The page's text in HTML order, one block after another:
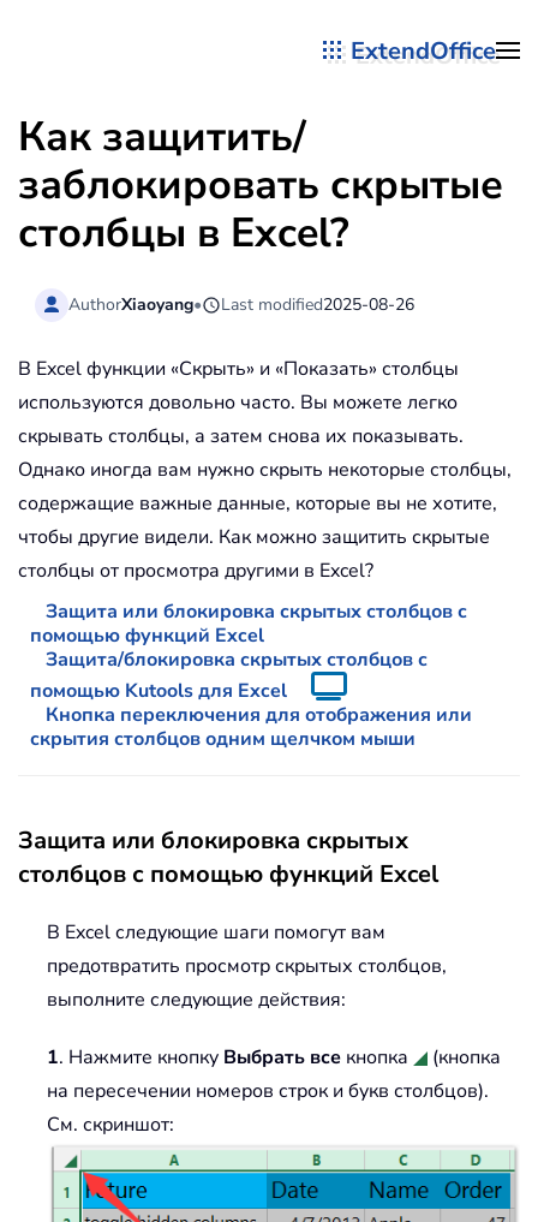
ExtendOffice
Как защитить/
заблокировать скрытые
столбцы в Excel?
AuthorXiaoyang• Last modified2025-08-26
В Excel функции «Скрыть» и «Показать» столбцы
используются довольно часто. Вы можете легко
скрывать столбцы, а затем снова их показывать.
Однако иногда вам нужно скрыть некоторые столбцы,
содержащие важные данные, которые вы не хотите,
чтобы другие видели. Как можно защитить скрытые
столбцы от просмотра другими в Excel?
Защита или блокировка скрытых столбцов с
помощью функций Excel
Защита/блокировка скрытых столбцов с
помощью Kutools для Excel
Кнопка переключения для отображения или
скрытия столбцов одним щелчком мыши
Защита или блокировка скрытых
столбцов с помощью функций Excel
В Excel следующие шаги помогут вам
предотвратить просмотр скрытых столбцов,
выполните следующие действия:
1. Нажмите кнопку Выбрать все кнопка
(кнопка
на пересечении номеров строк и букв столбцов).
См. скриншот: